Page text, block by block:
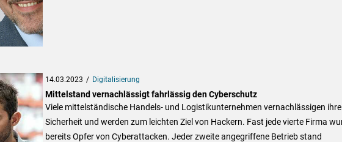
14.03.2023 Digitalisierung
Mittelstand vernachlässigt fahrlässig den Cyberschutz
Viele mittelständische Handels- und Logistikunternehmen vernachlässigen ihre
Sicherheit und werden zum leichten Ziel von Hackern. Fast jede vierte Firma
bereits Opfer von Cyberattacken. Jeder zweite angegriffene Betrieb stand